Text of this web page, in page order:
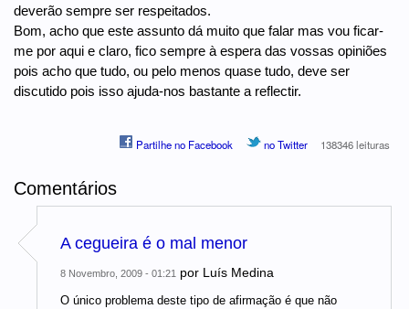
deverão sempre ser respeitados.
Bom, acho que este assunto dá muito que falar mas vou ficar-
me por aqui e claro, fico sempre à espera das vossas opiniões
pois acho que tudo, ou pelo menos quase tudo, deve ser
discutido pois isso ajuda-nos bastante a reflectir.
Partilhe no Facebook no Twitter 138346 leituras
Comentários
A cegueira é o mal menor
8 Novembro, 2009 - 01:21 por Luís Medina
O único problema deste tipo de afirmação é que não